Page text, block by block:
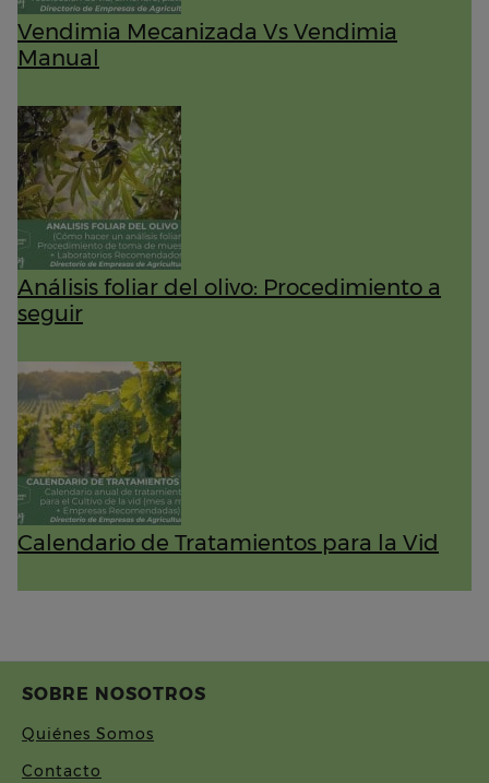
Vendimia Mecanizada Vs Vendimia
Manual
Análisis foliar del olivo: Procedimiento a
seguir
Calendario de Tratamientos para la Vid
SOBRE NOSOTROS
Quiénes Somos
Contacto